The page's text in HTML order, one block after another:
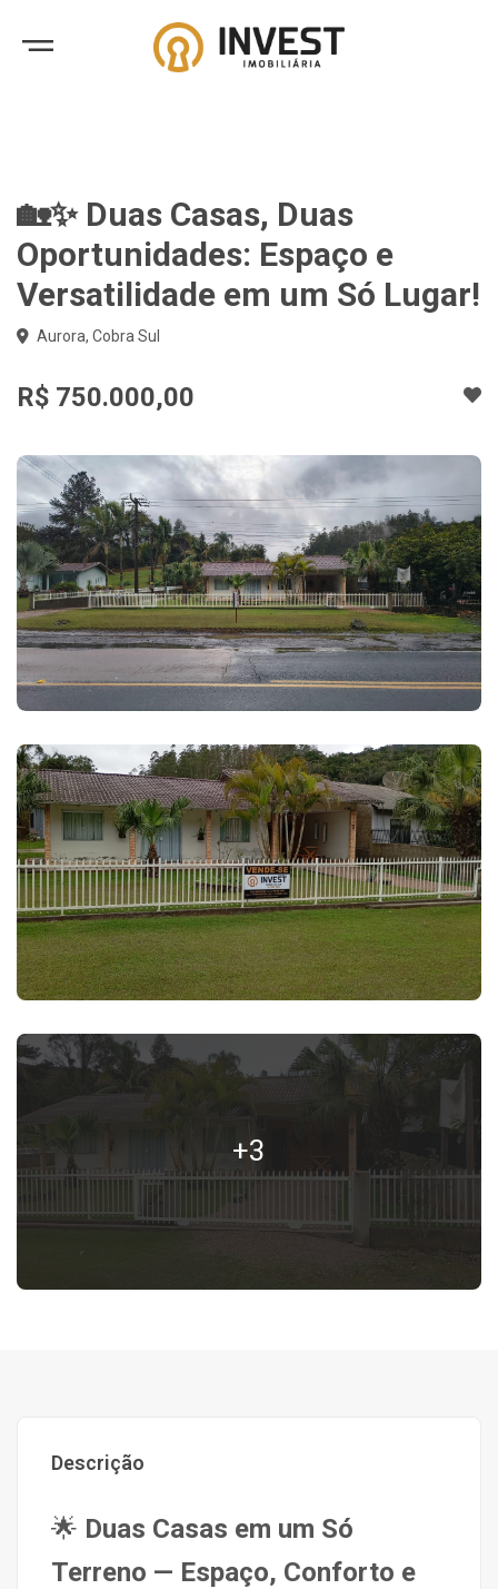
🏡✨ Duas Casas, Duas
Oportunidades: Espaço e
Versatilidade em um Só Lugar!
Aurora, Cobra Sul
R$ 750.000,00
+3
Descrição
🌟 Duas Casas em um Só
Terreno — Espaço, Conforto e